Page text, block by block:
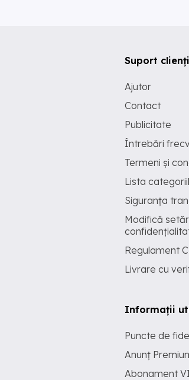
Suport clienți
Ajutor
Contact
Publicitate
Întrebări
Termeni și
Lista
Siguranța
Modifică
Regulament
Livrare cu
Informații
Puncte de
Anunț
Abonament